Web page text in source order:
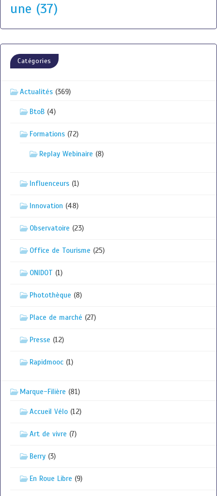
une (37)
Catégories
Actualités (369)
BtoB (4)
Formations (72)
Replay Webinaire (8)
Influenceurs (1)
Innovation (48)
Observatoire (23)
Office de Tourisme (25)
ONIDOT (1)
Photothèque (8)
Place de marché (27)
Presse (12)
Rapidmooc (1)
Marque-Filière (81)
Accueil Vélo (12)
Art de vivre (7)
Berry (3)
En Roue Libre (9)